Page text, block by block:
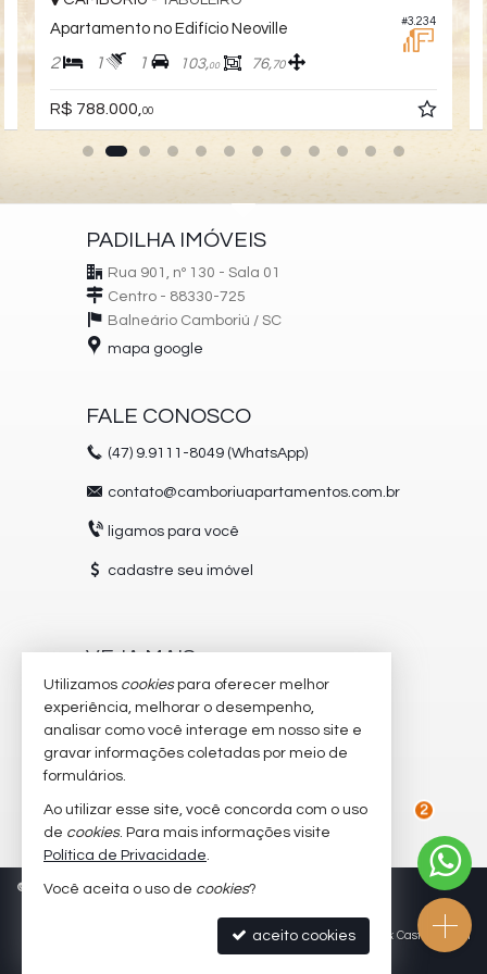
#3.234
Apartamento no Edifício Neoville
2 1 1 103,00 76,70
R$ 788.000,00
PADILHA IMÓVEIS
Rua 901, nº 130 - Sala 01
Centro - 88330-725
Balneário Camboriú / SC
mapa google
FALE CONOSCO
(47) 9.9111-8049 (WhatsApp)
contato@camboriuapartamentos.com.br
ligamos para você
cadastre seu imóvel
VEJA MAIS
receba nosso newsletter
trabalhe conosco
imóveis favoritos
mapa de imóveis
© 2026 CRECI/SC 5504-J Política de Privacidade
Site para imobiliárias: Castel Digital
2
Utilizamos cookiespara oferecer melhor
experiência, melhorar o desempenho,
analisar como você interage em nosso site e
gravar informações coletadas por meio de
formulários.
Ao utilizar esse site, você concorda com o uso
de cookies. Para mais informações visite
Política de Privacidade.
Você aceita o uso de cookies?
aceito cookies